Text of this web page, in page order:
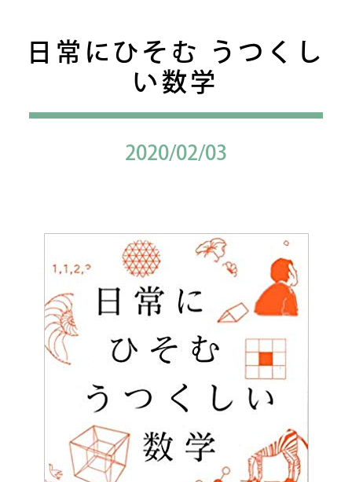
日常にひそむ うつくし
い数学
2020/02/03